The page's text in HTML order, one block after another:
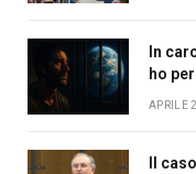
In
ho
APRILE
Il